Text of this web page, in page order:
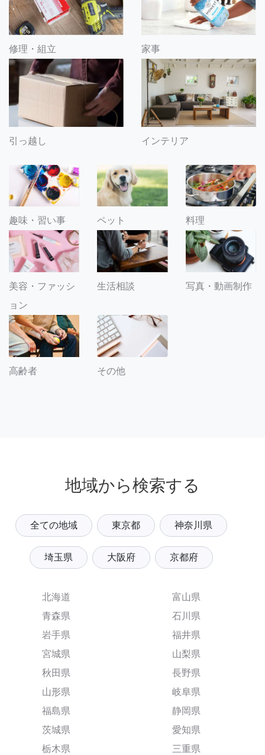
修理・組立 家事
引っ越し インテリア
趣味・習い事 ペット 料理
美容・ファッシ
ョン
生活相談 写真・動画制作
高齢者 その他
地域から検索する
全ての地域 東京都 神奈川県
埼玉県 大阪府 京都府
北海道
青森県
岩手県
宮城県
秋田県
山形県
福島県
茨城県
栃木県
富山県
石川県
福井県
山梨県
長野県
岐阜県
静岡県
愛知県
三重県